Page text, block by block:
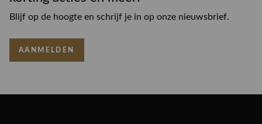
Blijf op de hoogte en schrijf je in op onze nieuwsbrief.
AANMELDEN